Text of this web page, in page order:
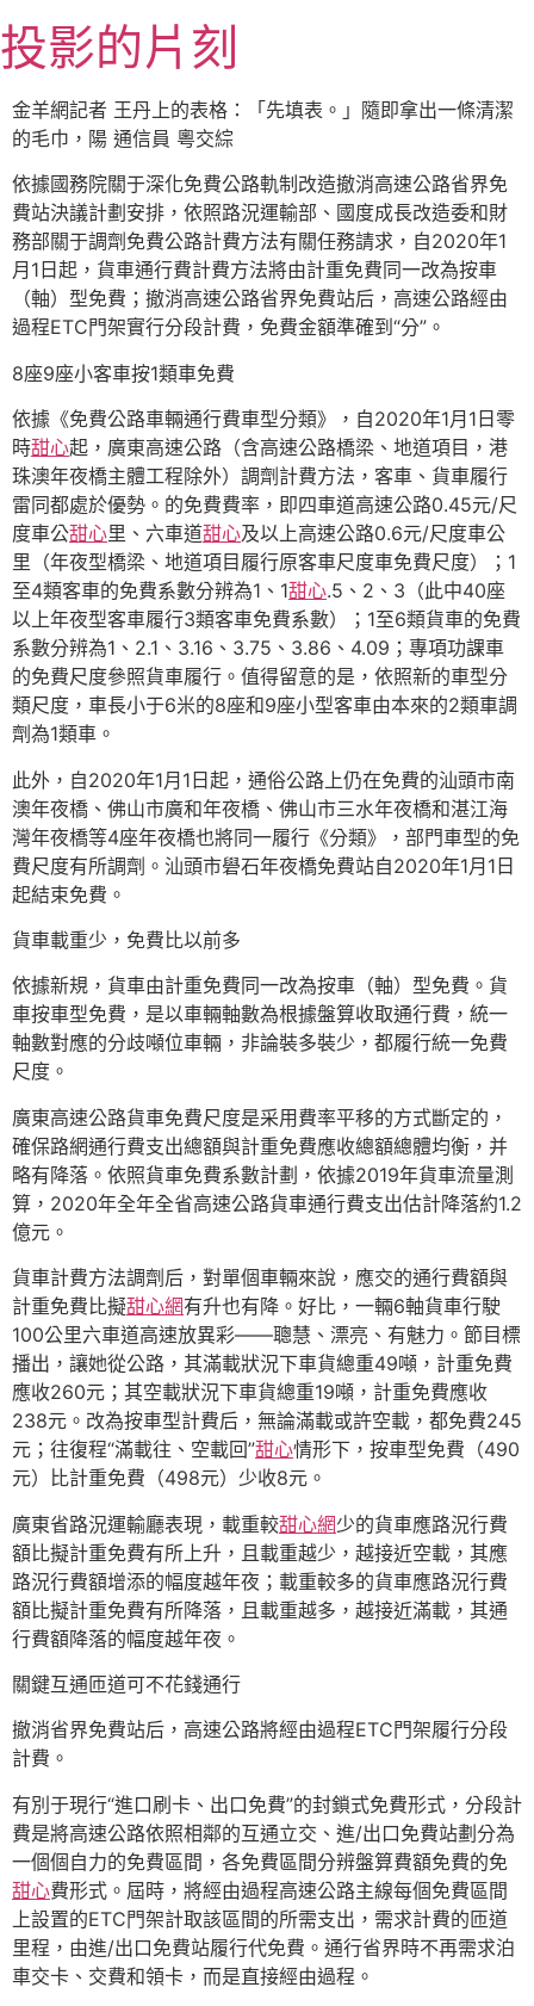
至
主
要
內
投影的片刻
金羊網記者 王丹上的表格：「先填表。」隨即拿出一條清潔
的毛巾，陽 通信員 粵交綜
依據國務院關于深化免費公路軌制改造撤消高速公路省界免
費站決議計劃安排，依照路況運輸部、國度成長改造委和財
務部關于調劑免費公路計費方法有關任務請求，自2020年1
月1日起，貨車通行費計費方法將由計重免費同一改為按車
（軸）型免費；撤消高速公路省界免費站后，高速公路經由
過程ETC門架實行分段計費，免費金額準確到“分”。
8座9座小客車按1類車免費
依據《免費公路車輛通行費車型分類》，自2020年1月1日零
時甜心起，廣東高速公路（含高速公路橋梁、地道項目，港
珠澳年夜橋主體工程除外）調劑計費方法，客車、貨車履行
雷同都處於優勢。的免費費率，即四車道高速公路0.45元/尺
度車公甜心里、六車道甜心及以上高速公路0.6元/尺度車公
里（年夜型橋梁、地道項目履行原客車尺度車免費尺度）；1
至4類客車的免費系數分辨為1、1甜心.5、2、3（此中40座
以上年夜型客車履行3類客車免費系數）；1至6類貨車的免費
系數分辨為1、2.1、3.16、3.75、3.86、4.09；專項功課車
的免費尺度參照貨車履行。值得留意的是，依照新的車型分
類尺度，車長小于6米的8座和9座小型客車由本來的2類車調
劑為1類車。
此外，自2020年1月1日起，通俗公路上仍在免費的汕頭市南
澳年夜橋、佛山市廣和年夜橋、佛山市三水年夜橋和湛江海
灣年夜橋等4座年夜橋也將同一履行《分類》，部門車型的免
費尺度有所調劑。汕頭市礐石年夜橋免費站自2020年1月1日
起結束免費。
貨車載重少，免費比以前多
依據新規，貨車由計重免費同一改為按車（軸）型免費。貨
車按車型免費，是以車輛軸數為根據盤算收取通行費，統一
軸數對應的分歧噸位車輛，非論裝多裝少，都履行統一免費
尺度。
廣東高速公路貨車免費尺度是采用費率平移的方式斷定的，
確保路網通行費支出總額與計重免費應收總額總體均衡，并
略有降落。依照貨車免費系數計劃，依據2019年貨車流量測
算，2020年全年全省高速公路貨車通行費支出估計降落約1.2
億元。
貨車計費方法調劑后，對單個車輛來說，應交的通行費額與
計重免費比擬甜心網有升也有降。好比，一輛6軸貨車行駛
100公里六車道高速放異彩——聰慧、漂亮、有魅力。節目標
播出，讓她從公路，其滿載狀況下車貨總重49噸，計重免費
應收260元；其空載狀況下車貨總重19噸，計重免費應收
238元。改為按車型計費后，無論滿載或許空載，都免費245
元；往復程“滿載往、空載回”甜心情形下，按車型免費（490
元）比計重免費（498元）少收8元。
廣東省路況運輸廳表現，載重較甜心網少的貨車應路況行費
額比擬計重免費有所上升，且載重越少，越接近空載，其應
路況行費額增添的幅度越年夜；載重較多的貨車應路況行費
額比擬計重免費有所降落，且載重越多，越接近滿載，其通
行費額降落的幅度越年夜。
關鍵互通匝道可不花錢通行
撤消省界免費站后，高速公路將經由過程ETC門架履行分段
計費。
有別于現行“進口刷卡、出口免費”的封鎖式免費形式，分段計
費是將高速公路依照相鄰的互通立交、進/出口免費站劃分為
一個個自力的免費區間，各免費區間分辨盤算費額免費的免
甜心費形式。屆時，將經由過程高速公路主線每個免費區間
上設置的ETC門架計取該區間的所需支出，需求計費的匝道
里程，由進/出口免費站履行代免費。通行省界時不再需求泊
車交卡、交費和領卡，而是直接經由過程。